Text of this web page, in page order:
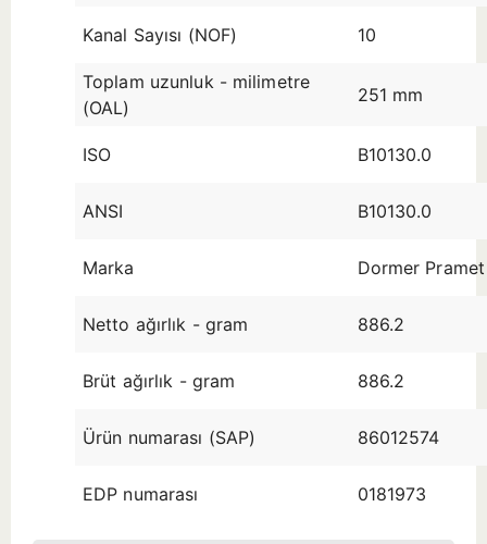
Kanal Sayısı (NOF) 10
Toplam uzunluk - milimetre
(OAL)
251 mm
ISO B10130.0
ANSI B10130.0
Marka Dormer Pramet
Netto ağırlık - gram 886.2
Brüt ağırlık - gram 886.2
Ürün numarası (SAP) 86012574
EDP numarası 0181973